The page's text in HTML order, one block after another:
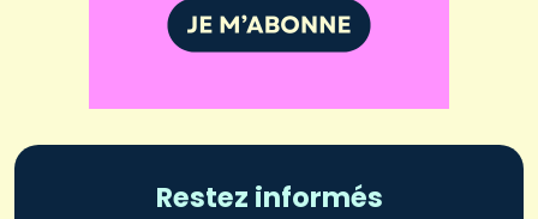
Restez informés